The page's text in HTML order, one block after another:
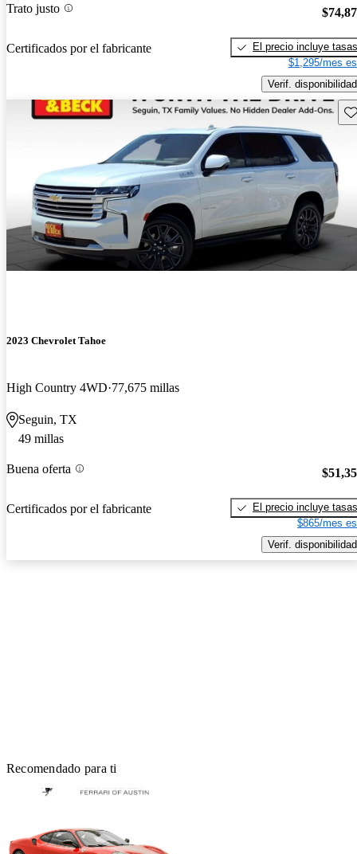
Trato justo
Certificados por el fabricante
El precio incluye tasas
$1,295/mes
Verif. disponibilidad
2023 Chevrolet Tahoe
High Country 4WD 77,675 millas
Seguin, TX
49 millas
Buena oferta
Certificados por el fabricante
El precio incluye tasas
$865/mes
Verif. disponibilidad
Recomendado para ti